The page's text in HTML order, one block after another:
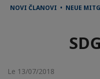
NOVI ČLANOVI • NEUE
Le 13/07/2018